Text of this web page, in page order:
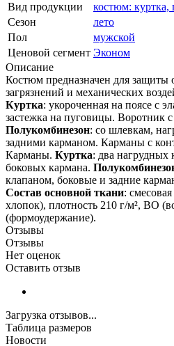
Вид продукции
костюм: куртка,
Сезон
лето
Пол
мужской
Ценовой сегмент Эконом
Описание
Костюм предназначен для защиты
загрязнений и механических
Куртка: укороченная на поясе с
застежка на пуговицы. Воротник с
Полукомбинезон: со шлевкам,
задними карманом. Карманы с
Карманы. Куртка: два нагрудных
боковых кармана.
клапаном, боковые и задние
Состав основной ткани:
хлопок), плотность 210 г/м², ВО
(формоудержание).
Отзывы
Отзывы
Нет оценок
Оставить отзыв
Загрузка отзывов...
Таблица размеров
Новости